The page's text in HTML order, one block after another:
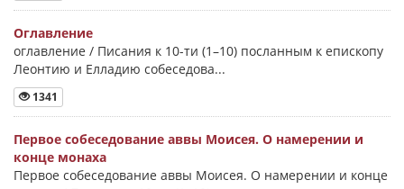
Оглавление
оглавление / Писания к 10-ти (1–10) посланным к епископу
Леонтию и Елладию собеседова...
1341
Первое собеседование аввы Моисея. О намерении и
конце монаха
Первое собеседование аввы Моисея. О намерении и конце